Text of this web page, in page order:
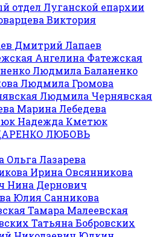
отдел Луганской епархии
Виктория
Дмитрий Лапаев
Ангелина Фатежская
Людмила Баланенко
Людмила Громова
Людмила Чернявская
Марина Лебедева
Надежда Кметюк
ЛЮБОВЬ
Ольга Лазарева
Ирина Овсянникова
Нина Дернович
Юлия Санникова
Тамара Малеевская
Татьяна Бобровских